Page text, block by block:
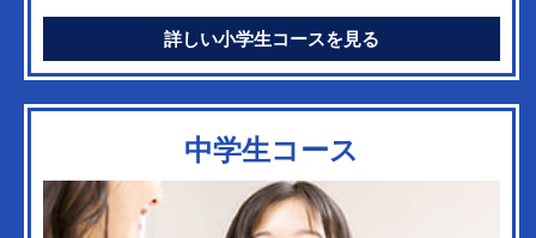
詳しい小学生コースを見る
中学生コース